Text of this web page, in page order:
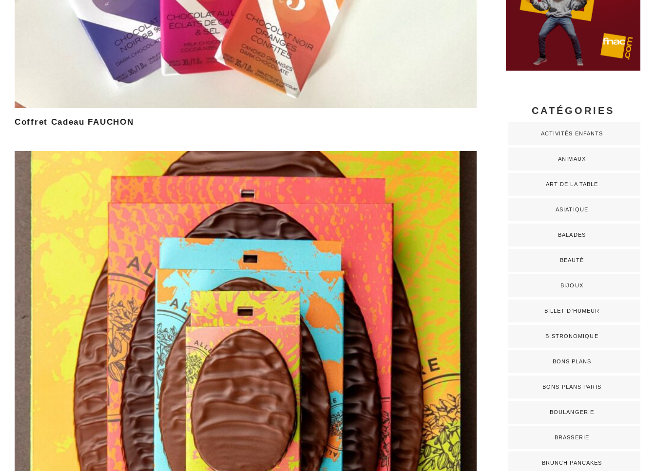
Coffret Cadeau FAUCHON
CATÉGORIES
ACTIVITÉS ENFANTS
ANIMAUX
ART DE LA TABLE
ASIATIQUE
BALADES
BEAUTÉ
BIJOUX
BILLET D'HUMEUR
BISTRONOMIQUE
BONS PLANS
BONS PLANS PARIS
BOULANGERIE
BRASSERIE
BRUNCH PANCAKES